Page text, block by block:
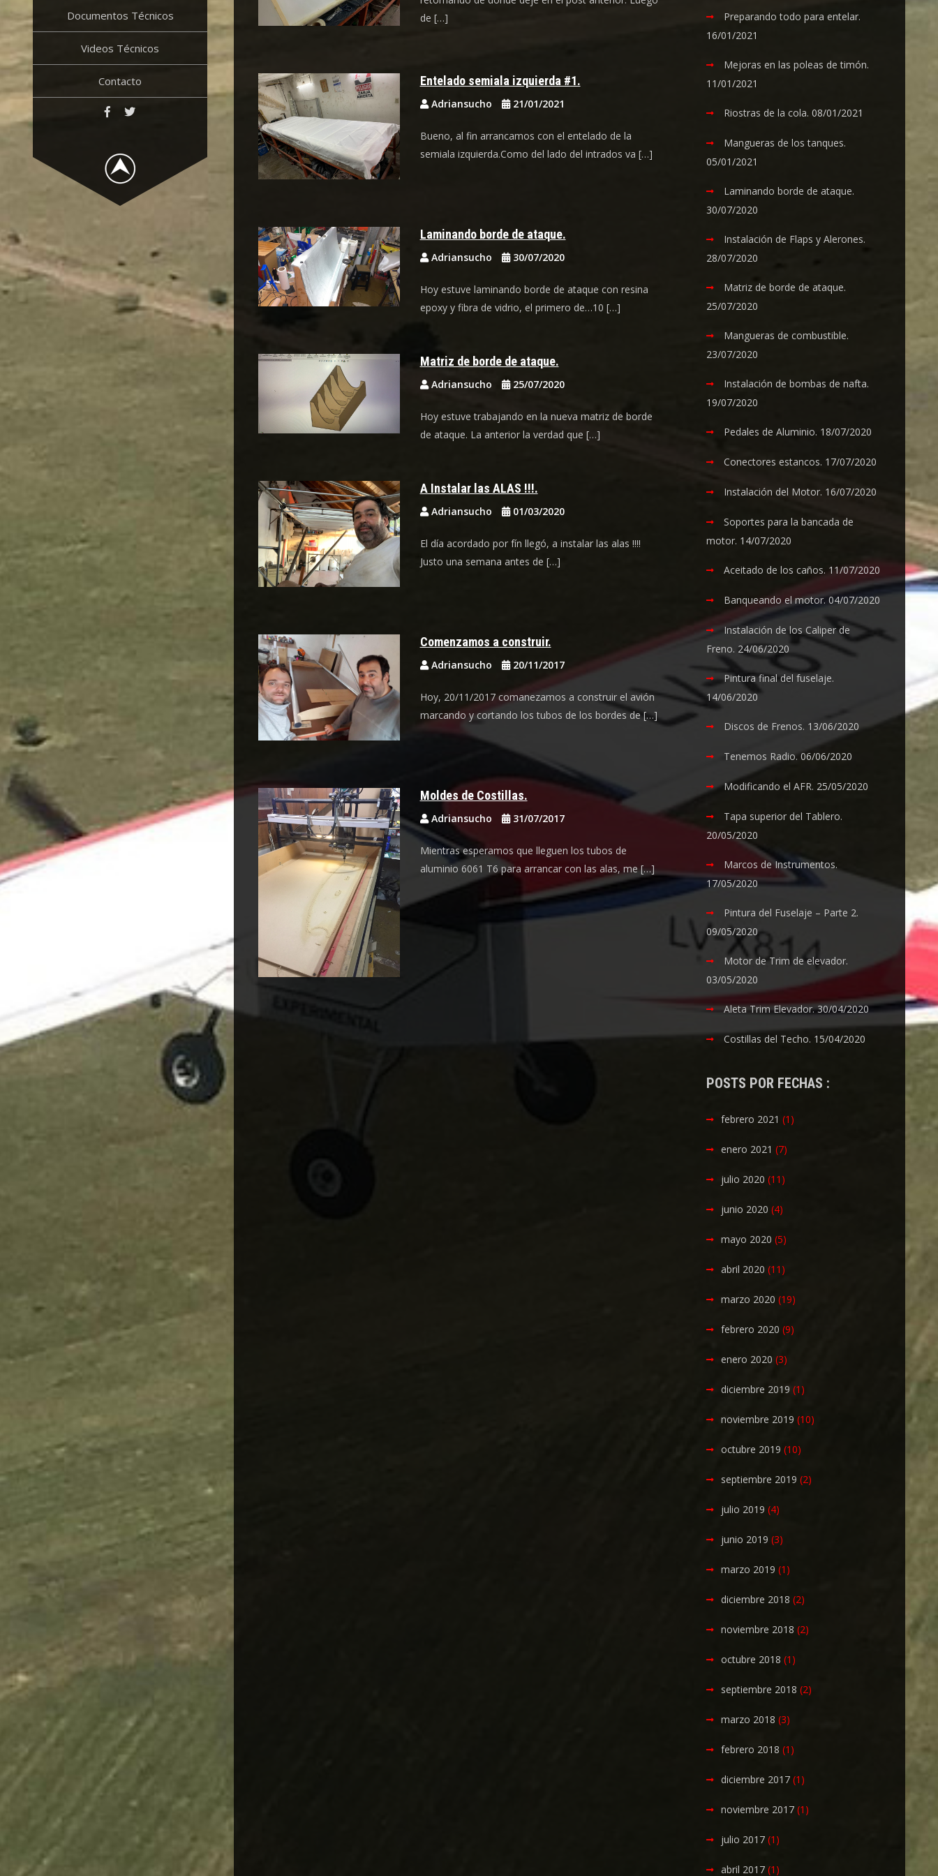
Documentos Técnicos
Videos Técnicos
Contacto
de […]
Entelado semiala izquierda #1.
Adriansucho 21/01/2021
Bueno, al fin arrancamos con el entelado de la
semiala izquierda.Como del lado del intrados va […]
Laminando borde de ataque.
Adriansucho 30/07/2020
Hoy estuve laminando borde de ataque con resina
epoxy y fibra de vidrio, el primero de…10 […]
Matriz de borde de ataque.
Adriansucho 25/07/2020
Hoy estuve trabajando en la nueva matriz de borde
de ataque. La anterior la verdad que […]
A Instalar las ALAS !!!.
Adriansucho 01/03/2020
El día acordado por fín llegó, a instalar las alas !!!!
Justo una semana antes de […]
Comenzamos a construir.
Adriansucho 20/11/2017
Hoy, 20/11/2017 comanezamos a construir el avión
marcando y cortando los tubos de los bordes de […]
Moldes de Costillas.
Adriansucho 31/07/2017
Mientras esperamos que lleguen los tubos de
aluminio 6061 T6 para arrancar con las alas, me […]
Preparando todo para entelar.
16/01/2021
Mejoras en las poleas de timón.
11/01/2021
Riostras de la cola. 08/01/2021
Mangueras de los tanques.
05/01/2021
Laminando borde de ataque.
30/07/2020
Instalación de Flaps y Alerones.
28/07/2020
Matriz de borde de ataque.
25/07/2020
Mangueras de combustible.
23/07/2020
Instalación de bombas de nafta.
19/07/2020
Pedales de Aluminio. 18/07/2020
Conectores estancos. 17/07/2020
Instalación del Motor. 16/07/2020
Soportes para la bancada de
motor. 14/07/2020
Aceitado de los caños. 11/07/2020
Banqueando el motor. 04/07/2020
Instalación de los Caliper de
Freno. 24/06/2020
Pintura final del fuselaje.
14/06/2020
Discos de Frenos. 13/06/2020
Tenemos Radio. 06/06/2020
Modificando el AFR. 25/05/2020
Tapa superior del Tablero.
20/05/2020
Marcos de Instrumentos.
17/05/2020
Pintura del Fuselaje – Parte 2.
09/05/2020
Motor de Trim de elevador.
03/05/2020
Aleta Trim Elevador. 30/04/2020
Costillas del Techo. 15/04/2020
POSTS POR FECHAS :
febrero 2021 (1)
enero 2021 (7)
julio 2020 (11)
junio 2020 (4)
mayo 2020 (5)
abril 2020 (11)
marzo 2020 (19)
febrero 2020 (9)
enero 2020 (3)
diciembre 2019 (1)
noviembre 2019 (10)
octubre 2019 (10)
septiembre 2019 (2)
julio 2019 (4)
junio 2019 (3)
marzo 2019 (1)
diciembre 2018 (2)
noviembre 2018 (2)
octubre 2018 (1)
septiembre 2018 (2)
marzo 2018 (3)
febrero 2018 (1)
diciembre 2017 (1)
noviembre 2017 (1)
julio 2017 (1)
abril 2017 (1)